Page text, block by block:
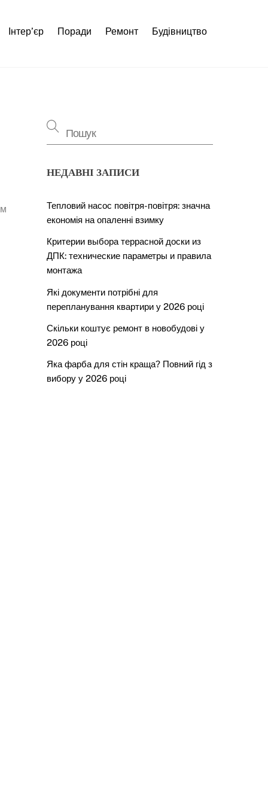
Інтер’єр Поради Ремонт Будівництво
НЕДАВНІ ЗАПИСИ
Тепловий насос повітря-повітря: значна
економія на опаленні взимку
Критерии выбора террасной доски из
ДПК: технические параметры и правила
монтажа
Які документи потрібні для
перепланування квартири у 2026 році
Скільки коштує ремонт в новобудові у
2026 році
Яка фарба для стін краща? Повний гід з
вибору у 2026 році